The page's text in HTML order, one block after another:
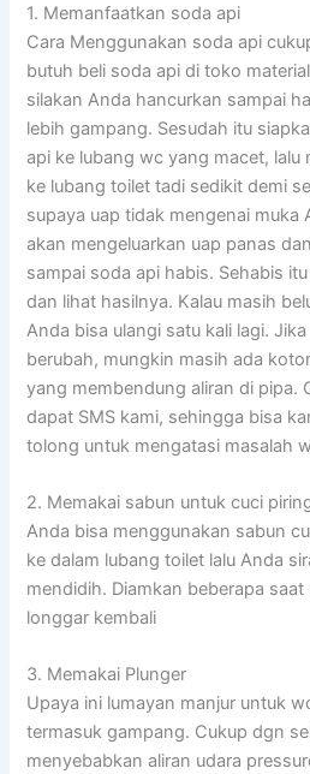
1. Memanfaatkan soda api
Cara Menggunakan soda api
butuh beli soda api di toko
silakan Anda hancurkan sampai
lebih gampang. Sesudah itu
api ke lubang wc yang macet, lalu
ke lubang toilet tadi sedikit demi
supaya uap tidak mengenai muka
akan mengeluarkan uap panas
sampai soda api habis. Sehabis
dan lihat hasilnya. Kalau masih
Anda bisa ulangi satu kali lagi.
berubah, mungkin masih ada
yang membendung aliran di pipa.
dapat SMS kami, sehingga bisa
tolong untuk mengatasi masalah
2. Memakai sabun untuk cuci
Anda bisa menggunakan sabun
ke dalam lubang toilet lalu Anda
mendidih. Diamkan beberapa
longgar kembali
3. Memakai Plunger
Upaya ini lumayan manjur untuk
termasuk gampang. Cukup dgn
menyebabkan aliran udara